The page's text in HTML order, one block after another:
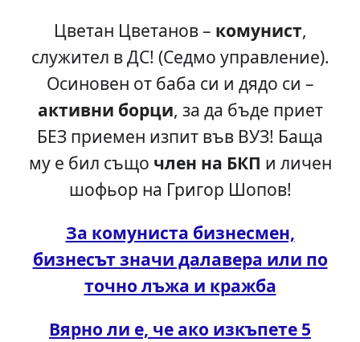
Цветан Цветанов – комунист,
служител в ДС! (Седмо управление).
Осиновен от баба си и дядо си –
активни борци, за да бъде приет
БЕЗ приемен изпит във ВУЗ! Баща
му е бил също член на БКП и личен
шофьор на Григор Шопов!
За комуниста бизнесмен,
бизнесът значи далавера или по
точно лъжа и кражба
Вярно ли е, че ако изкъпете 5